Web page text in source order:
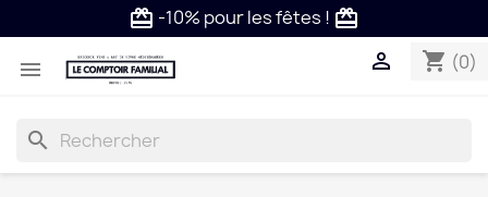
card_giftcard -10% pour les fêtes ! card_giftcard

shopping_cart (0)

search